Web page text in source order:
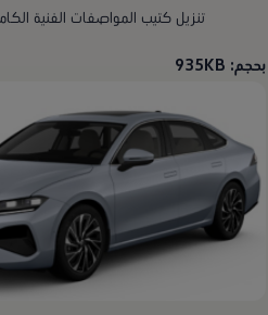
تنزيل كتيب المواصفات الفنية
بحجم: 935KB